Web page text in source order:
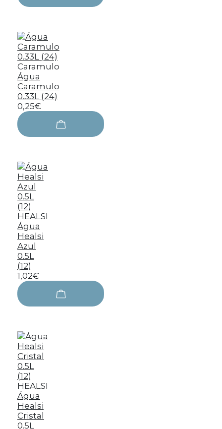
Caramulo
Água
Caramulo
0.33L (24)
0,25€
HEALSI
Água
Healsi
Azul
0.5L
(12)
1,02€
HEALSI
Água
Healsi
Cristal
0.5L